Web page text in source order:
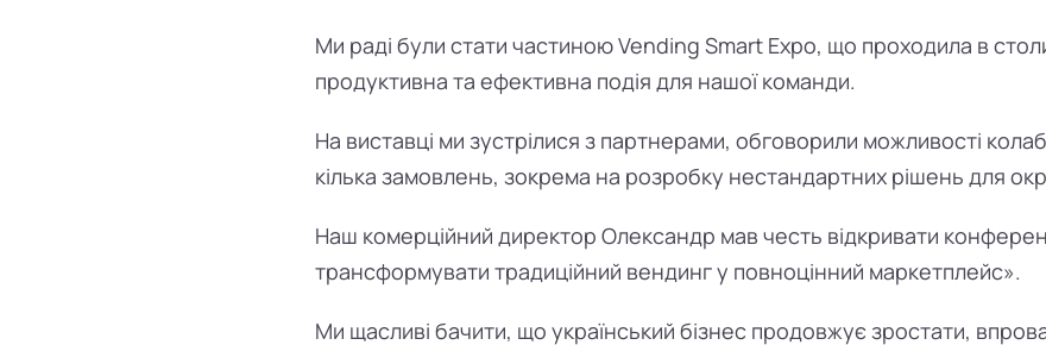
Ми раді були стати частиною Vending Smart Expo, що проходила в
продуктивна та ефективна подія для нашої команди.
На виставці ми зустрілися з партнерами, обговорили можливості
кілька замовлень, зокрема на розробку нестандартних рішень для
Наш комерційний директор Олександр мав честь відкривати
трансформувати традиційний вендинг у повноцінний маркетплейс».
Ми щасливі бачити, що український бізнес продовжує зростати,